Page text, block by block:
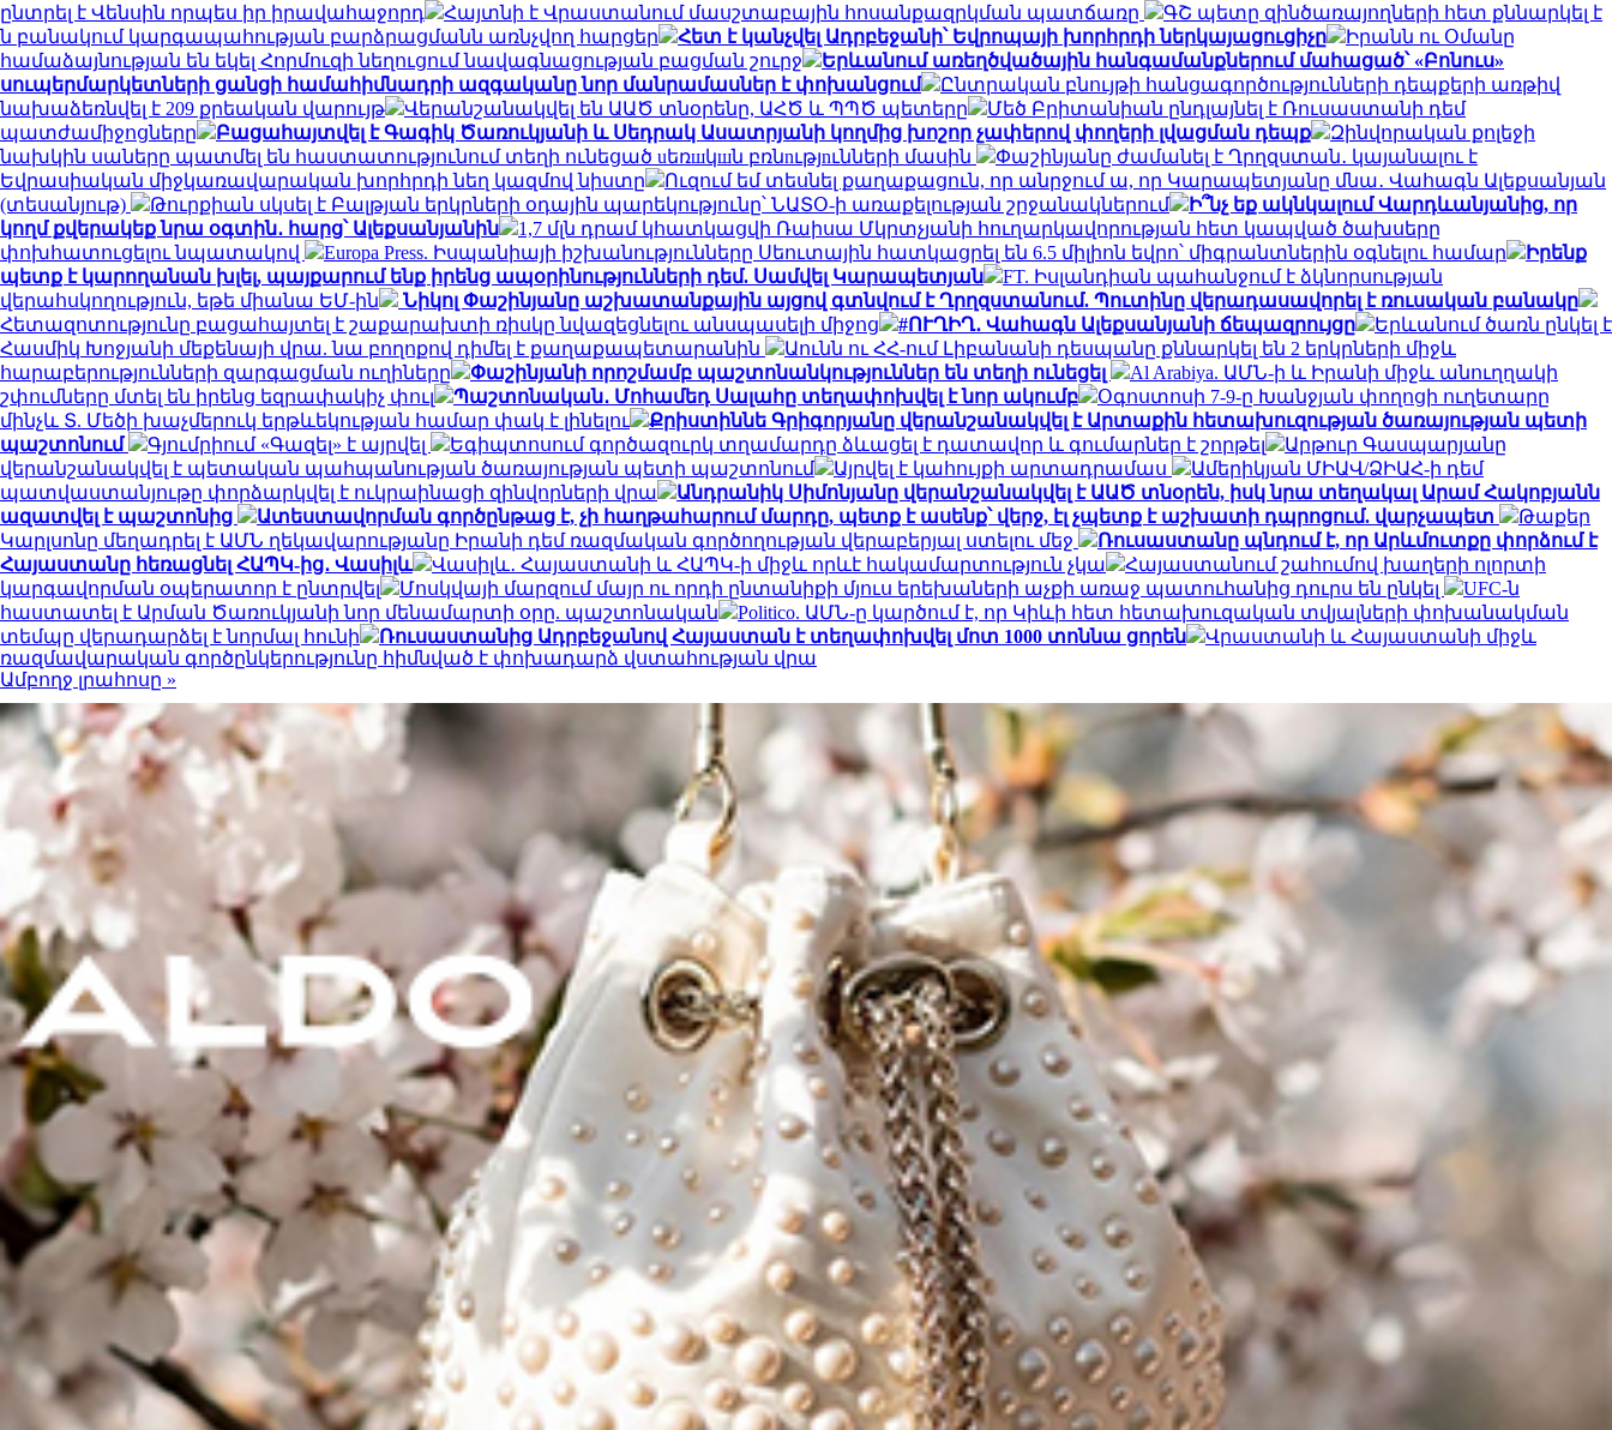
ընտրել է Վենսին որպես իր իրավահաջորդ
Հայտնի է Վրաստանում մասշտաբային հոսանքազրկման պատճառը
ԳՇ պետը զինծառայողների հետ քննարկել է
ն բանակում կարգապահության բարձրացմանն առնչվող հարցեր
Հետ է կանչվել Ադրբեջանի՝ Եվրոպայի խորհրդի ներկայացուցիչը
Իրանն ու Օմանը
համաձայնության են եկել Հորմուզի նեղուցում նավագնացության բացման շուրջ
Երևանում առեղծվածային հանգամանքներում մահացած՝ «Բոնուս»
սուպերմարկետների ցանցի համահիմնադրի ազգականը նոր մանրամասներ է փոխանցում
Ընտրական բնույթի հանցագործությունների դեպքերի առթիվ
նախաձեռնվել է 209 քրեական վարույթ
Վերանշանակվել են ԱԱԾ տնօրենը, ԱՀԾ և ՊՊԾ պետերը
Մեծ Բրիտանիան ընդլայնել է Ռուսաստանի դեմ
պատժամիջոցները
Բացահայտվել է Գագիկ Ծառուկյանի և Սեդրակ Ասատրյանի կողմից խոշոր չափերով փողերի լվացման դեպք
Զինվորական քոլեջի
նախկին սաները պատմել են հաստատությունում տեղի ունեցած uեռшկшն բռնnւթյnւնների մասին
Փաշինյանը ժամանել է Ղրղզստան․ կայանալու է
Եվրասիական միջկառավարական խորհրդի նեղ կազմով նիստը
Ուզում եմ տեսնել քաղաքացուն, որ անրջում ա, որ Կարապետյանը մնա․ Վահագն Ալեքսանյան
(տեսանյութ)
Թուրքիան սկսել է Բալթյան երկրների օդային պարեկությունը՝ ՆԱՏՕ-ի առաքելության շրջանակներում
Ի՞նչ եք ակնկալում Վարդևանյանից, որ
կողմ քվերակեք նրա օգտին․ հարց՝ Ալեքսանյանին
1,7 մլն դրամ կհատկացվի Ռաիսա Մկրտչյանի հուղարկավորության հետ կապված ծախսերը
փոխհատուցելու նպատակով
Europa Press. Իսպանիայի իշխանությունները Սեուտային հատկացրել են 6.5 միլիոն եվրո՝ միգրանտներին օգնելու համար
Իրենք
պետք է կարողանան խլել, պայքարում ենք իրենց ապօրինությունների դեմ. Սամվել Կարապետյան
FT. Իսլանդիան պահանջում է ձկնորսության
վերահսկողություն, եթե միանա ԵՄ-ին
Նիկոլ Փաշինյանը աշխատանքային այցով գտնվում է Ղրղզստանում. Պուտինը վերադասավորել է ռուսական բանակը
Հետազոտությունը բացահայտել է շաքարախտի ռիսկը նվազեցնելու անսպասելի միջոց
#ՈՒՂԻՂ․ Վահագն Ալեքսանյանի ճեպազրույցը
Երևանում ծառն ընկել է
Հասմիկ Խոջյանի մեքենայի վրա. նա բողոքով դիմել է քաղաքապետարանին
Աունն ու ՀՀ-ում Լիբանանի դեսպանը քննարկել են 2 երկրների միջև
հարաբերությունների զարգացման ուղիները
Փաշինյանի որոշմամբ պաշտոնանկություններ են տեղի ունեցել
Al Arabiya. ԱՄՆ-ի և Իրանի միջև անուղղակի
շփումները մտել են իրենց եզրափակիչ փուլ
Պաշտոնական․ Մոհամեդ Սալահը տեղափոխվել է նոր ակումբ
Օգոստոսի 7-9-ը Խանջյան փողոցի ուղետարը
մինչև Տ. Մեծի խաչմերուկ երթևեկության համար փակ է լինելու
Քրիստիննե Գրիգորյանը վերանշանակվել է Արտաքին հետախուզության ծառայության պետի
պաշտոնում
Գյումրիում «Գազել» է այրվել Եգիպտոսում գործազուրկ տղամարդը ձևացել է դատավոր և գումարներ է շորթել
Արթուր Գասպարյանը
վերանշանակվել է պետական պահպանության ծառայության պետի պաշտոնում
Այրվել է կահույքի արտադրամաս
Ամերիկյան ՄԻԱՎ/ՁԻԱՀ-ի դեմ
պատվաստանյութը փորձարկվել է ուկրաինացի զինվորների վրա
Անդրանիկ Սիմոնյանը վերանշանակվել է ԱԱԾ տնօրեն, իսկ նրա տեղակալ Արամ Հակոբյանն
ազատվել է պաշտոնից
Ատեստավորման գործընթաց է, չի հաղթահարում մարդը, պետք է ասենք՝ վերջ, էլ չպետք է աշխատի դպրոցում. վարչապետ
Թաքեր
Կարլսոնը մեղադրել է ԱՄՆ ղեկավարությանը Իրանի դեմ ռազմական գործողության վերաբերյալ ստելու մեջ
Ռուսաստանը պնդում է, որ Արևմուտքը փորձում է
Հայաստանը հեռացնել ՀԱՊԿ-ից․ Վասիլև
Վասիլև․ Հայաստանի և ՀԱՊԿ-ի միջև որևէ հակամարտություն չկա
Հայաստանում շահումով խաղերի ոլորտի
կարգավորման օպերատոր է ընտրվել
Մոսկվայի մարզում մայր ու որդի ընտանիքի մյուս երեխաների աչքի առաջ պատուհանից դուրս են ընկել
UFC-ն
հաստատել է Արման Ծառուկյանի նոր մենամարտի օրը. պաշտոնական
Politico. ԱՄՆ-ը կարծում է, որ Կիևի հետ հետախուզական տվյալների փոխանակման
տեմպը վերադարձել է նորմալ հունի
Ռուսաստանից Ադրբեջանով Հայաստան է տեղափոխվել մոտ 1000 տոննա ցորեն
Վրաստանի և Հայաստանի միջև
ռազմավարական գործընկերությունը հիմնված է փոխադարձ վստահության վրա
Ամբողջ լրահոսը »